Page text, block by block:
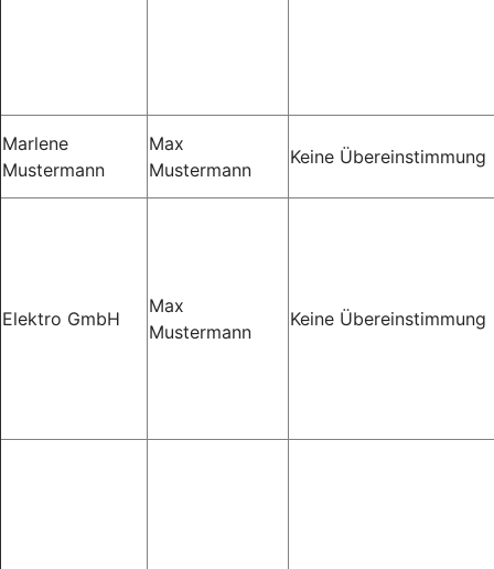
Marlene
Mustermann
Max
Mustermann
Keine Übereinstimmung
Elektro GmbH
Max
Mustermann
Keine Übereinstimmung